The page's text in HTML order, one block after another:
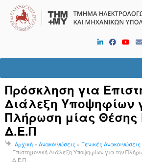
Πρόσκληση για
Διάλεξη Υποψηφίων
Πλήρωση μίας Θέσης
Δ.Ε.Π
Αρχική » Ανακοινώσεις » Γενικές Ανακοινώσεις
Επιστημονική Διάλεξη Υποψηφίων για την
Δ.Ε.Π